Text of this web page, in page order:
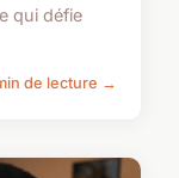
qui défie
de lecture →